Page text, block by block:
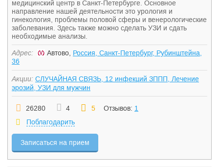
медицинский центр в Санкт-Петербурге. Основное
направление нашей деятельности это урология и
гинекология, проблемы половой сферы и венерологические
заболевания. Здесь также можно сделать УЗИ и сдать
необходимые анализы.
Адрес: Автово, Россия, Санкт-Петербург, Рубинштейна,
36
Акции: СЛУЧАЙНАЯ СВЯЗЬ, 12 инфекций ЗППП, Лечение
эрозий, УЗИ для мужчин
26280 4 5 Отзывов: 1
Поблагодарить
Записаться на прием